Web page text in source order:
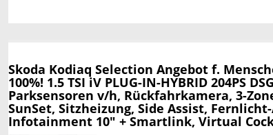
Skoda Kodiaq Selection Angebot f.
100%! 1.5 TSI iV PLUG-IN-HYBRID 204PS
Parksensoren v/h, Rückfahrkamera, 3-
SunSet, Sitzheizung, Side Assist,
Infotainment 10" + Smartlink, Virtual